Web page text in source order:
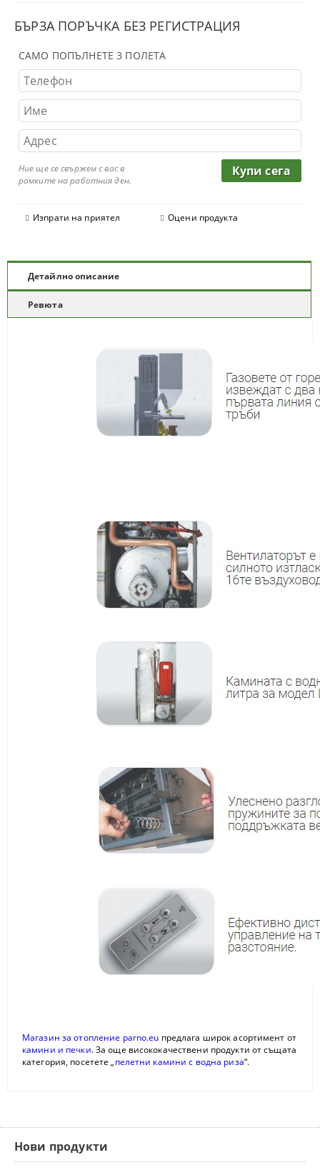
БЪРЗА ПОРЪЧКА БЕЗ РЕГИСТРАЦИЯ
САМО ПОПЪЛНЕТЕ 3 ПОЛЕТА
Ние ще се свържем с вас в
рамките на работния ден.
Изпрати на приятел Оцени продукта
Детайлно описание
Ревюта
Магазин за отопление parno.eu предлага широк асортимент от
камини и печки. За още висококачествени продукти от същата
категория, посетете „пелетни камини с водна риза“.
Нови продукти